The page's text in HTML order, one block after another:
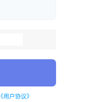
《用户协议》